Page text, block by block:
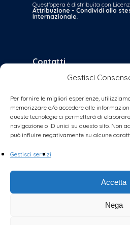
Gestisci
Per fornire le migliori esperienze,
memorizzare e/o accedere alle
queste tecnologie ci permetterà di
navigazione o ID unici su questo sito. Non
può influire negativamente su alcune
Gestisci servizi
Accetta
Nega
Quest'opera è distribuita con
Attribuzione - Condividi allo
Internazionale.
Contatti
per qualsiasi questione
se volete dare una
coalizione (volantinaggi,
foto, segreteria, ecc.)